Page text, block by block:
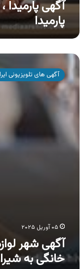
آگهی
پارمیدا
آگهی
لوازم
خانگی
شیراز
آگهی های تلویزیونی
۰۵ آوریل ۲۰۲۵
آگهی شهر
خانگی به